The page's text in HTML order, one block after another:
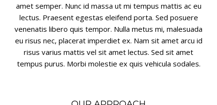
amet semper. Nunc id massa ut mi tempus mattis ac eu
lectus. Praesent egestas eleifend porta. Sed posuere
venenatis libero quis tempor. Nulla metus mi, malesuada
eu risus nec, placerat imperdiet ex. Nam sit amet arcu id
risus varius mattis vel sit amet lectus. Sed sit amet
tempus purus. Morbi molestie ex quis vehicula sodales.